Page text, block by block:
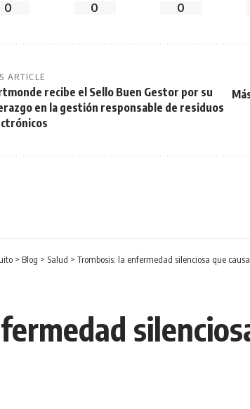
0 0 0
ARTICLE
recibe el Sello Buen Gestor por su
en la gestión responsable de residuos
> Blog > Salud > Trombosis: la enfermedad silenciosa que